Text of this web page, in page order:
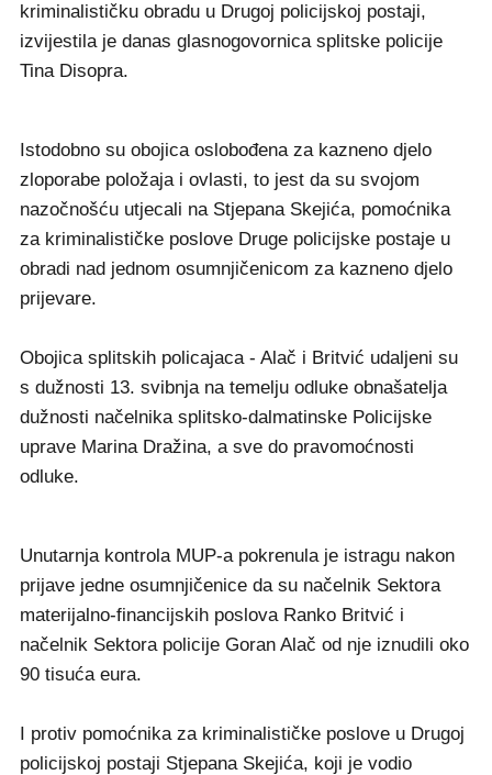
kriminalističku obradu u Drugoj policijskoj postaji,
izvijestila je danas glasnogovornica splitske policije
Tina Disopra.
Istodobno su obojica oslobođena za kazneno djelo
zloporabe položaja i ovlasti, to jest da su svojom
nazočnošću utjecali na Stjepana Skejića, pomoćnika
za kriminalističke poslove Druge policijske postaje u
obradi nad jednom osumnjičenicom za kazneno djelo
prijevare.
Obojica splitskih policajaca - Alač i Britvić udaljeni su
s dužnosti 13. svibnja na temelju odluke obnašatelja
dužnosti načelnika splitsko-dalmatinske Policijske
uprave Marina Dražina, a sve do pravomoćnosti
odluke.
Unutarnja kontrola MUP-a pokrenula je istragu nakon
prijave jedne osumnjičenice da su načelnik Sektora
materijalno-financijskih poslova Ranko Britvić i
načelnik Sektora policije Goran Alač od nje iznudili oko
90 tisuća eura.
I protiv pomoćnika za kriminalističke poslove u Drugoj
policijskoj postaji Stjepana Skejića, koji je vodio